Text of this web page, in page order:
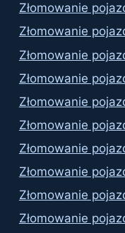
Złomowanie
Złomowanie
Złomowanie
Złomowanie
Złomowanie
Złomowanie
Złomowanie
Złomowanie
Złomowanie
Złomowanie